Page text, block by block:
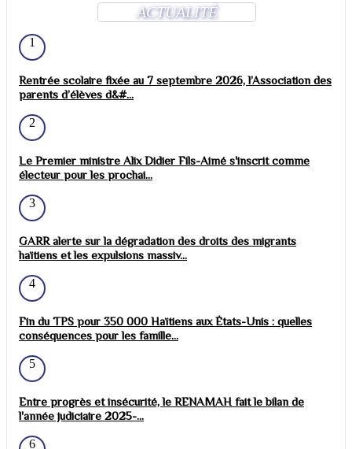
ACTUALITÉ
1
Rentrée scolaire fixée au 7 septembre 2026, l’Association des
parents d’élèves d&#...
2
Le Premier ministre Alix Didier Fils-Aimé s'inscrit comme
électeur pour les prochai...
3
GARR alerte sur la dégradation des droits des migrants
haïtiens et les expulsions massiv...
4
Fin du TPS pour 350 000 Haïtiens aux États-Unis : quelles
conséquences pour les famille...
5
Entre progrès et insécurité, le RENAMAH fait le bilan de
l'année judiciaire 2025-...
6